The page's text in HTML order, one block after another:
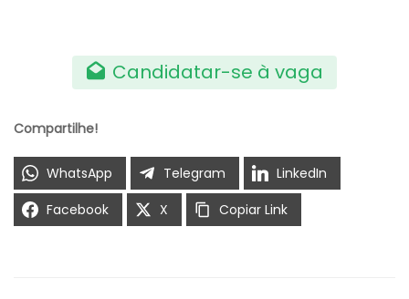
Candidatar-se à vaga
Compartilhe!
WhatsApp Telegram
LinkedIn
Facebook
X Copiar Link